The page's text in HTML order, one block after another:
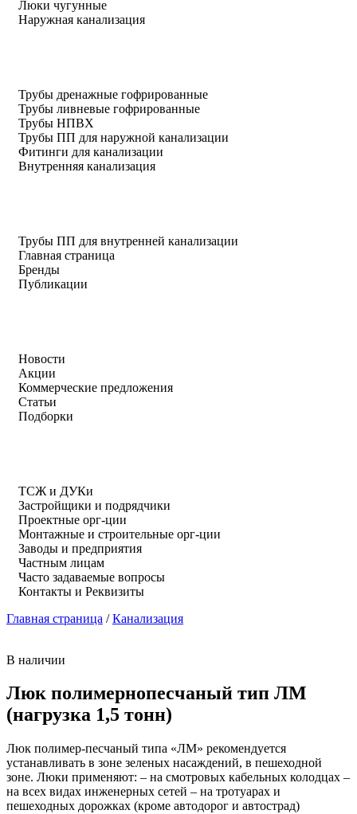
Люки чугунные
Наружная канализация
Трубы дренажные гофрированные
Трубы ливневые гофрированные
Трубы НПВХ
Трубы ПП для наружной канализации
Фитинги для канализации
Внутренняя канализация
Трубы ПП для внутренней канализации
Главная страница
Бренды
Публикации
Новости
Акции
Коммерческие предложения
Статьи
Подборки
ТСЖ и ДУКи
Застройщики и подрядчики
Проектные орг-ции
Монтажные и строительные орг-ции
Заводы и предприятия
Частным лицам
Часто задаваемые вопросы
Контакты и Реквизиты
Главная страница /Канализация
В наличии
Люк полимернопесчаный тип ЛМ
(нагрузка 1,5 тонн)
Люк полимер-песчаный типа «ЛМ» рекомендуется
устанавливать в зоне зеленых насаждений, в пешеходной
зоне. Люки применяют: – на смотровых кабельных колодцах –
на всех видах инженерных сетей – на тротуарах и
пешеходных дорожках (кроме автодорог и автострад)